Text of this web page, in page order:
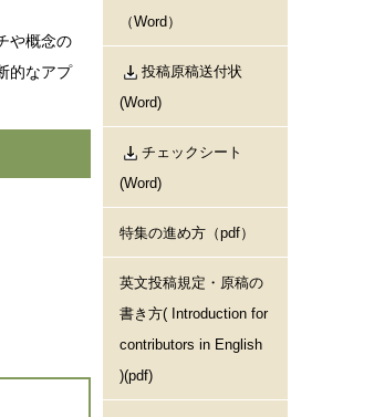
や概念の
的なアプ
（Word）
投稿原稿送付状
(Word)
チェックシート
(Word)
特集の進め方（pdf）
英文投稿規定・原稿の
書き方( Introduction for
contributors in English
)(pdf)